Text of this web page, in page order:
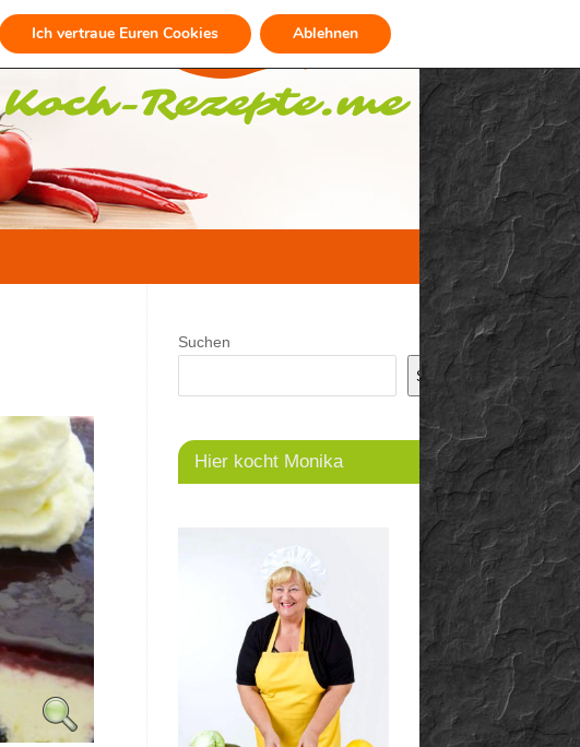
Suchen
Suchen
Hier kocht Monika
Ich vertraue Euren Cookies Ablehnen